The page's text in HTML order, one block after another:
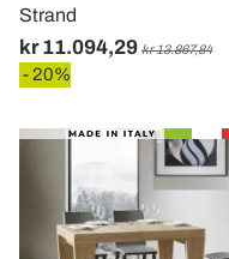
Strand
kr 11.094,29 kr 13.867,84
- 20%